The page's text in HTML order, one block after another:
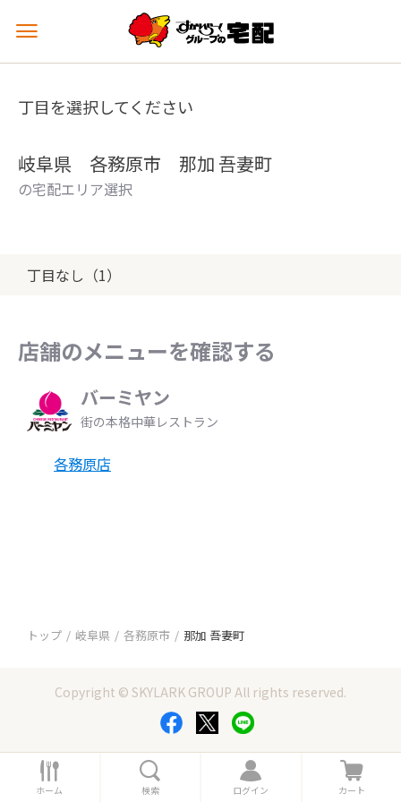
メ
ュ
を
丁目を選択してください
岐阜県 各務原市 那加 吾妻町
の宅配エリア選択
丁目なし（1）
店舗のメニューを確認する
バーミヤン
街の本格中華レストラン
各務原店
トップ 岐阜県 各務原市 那加 吾妻町
Copyright © SKYLARK GROUP All rights reserved.
ホ
ー
ホーム 索
検索
ロ
グ
ログイン
カ
ー
カート